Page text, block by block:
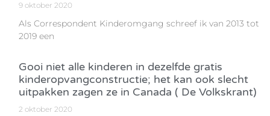
9 oktober 2020
Als Correspondent Kinderomgang schreef ik van 2013 tot
2019 een
Gooi niet alle kinderen in dezelfde gratis
kinderopvangconstructie; het kan ook slecht
uitpakken zagen ze in Canada ( De Volkskrant)
2 oktober 2020